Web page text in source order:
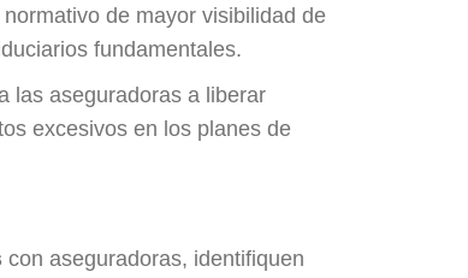
de mayor visibilidad de
fundamentales.
las aseguradoras a liberar
excesivos en los planes de
con aseguradoras, identifiquen